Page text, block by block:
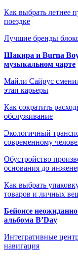
Как выбрать летнее
поездке
Лучшие бренды
Шакира и Burna
музыкальном чарте
Майли Сайрус
этап карьеры
Как сократить
обслуживание
Экологичный
современному
Обустройство
основания до
Как выбрать
товаров и личных
Бейонсе
альбома B’Day
Интегративные
навигация